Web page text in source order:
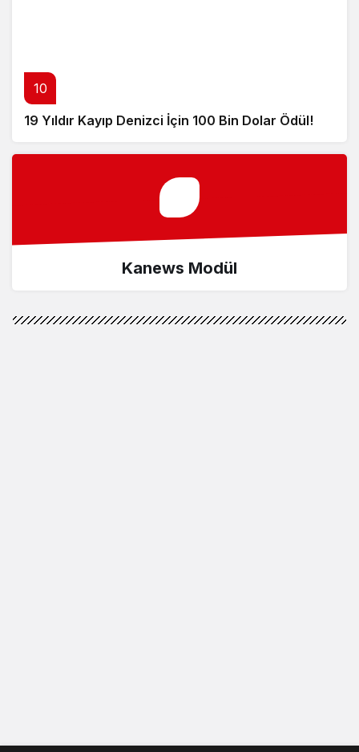
10
19 Yıldır Kayıp Denizci İçin 100 Bin Dolar Ödül!
Kanews Modül